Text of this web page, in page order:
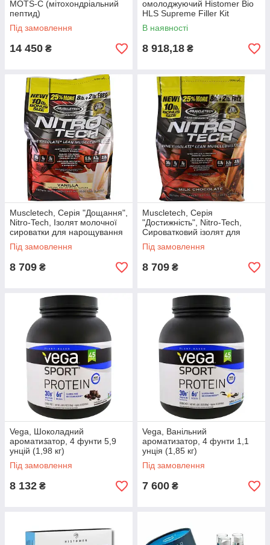
MOTS-C (мітохондріальний
пептид)
Під замовлення
14 450 ₴
омолоджуючий Histomer Bio
HLS Supreme Filler Kit
В наявності
8 918,18 ₴
Muscletech, Серія "Дощання",
Nitro-Tech, Ізолят молочної
сироватки для нарощування
сухої м'язової маси, Ваніль,
10 фунтів (4,54 кг)
Під замовлення
8 709 ₴
Muscletech, Серія
"Достижність", Nitro-Tech,
Сироватковий ізолят для
формування сухої м'язової
маси, Молочний шоколад, 10
Під замовлення
8 709 ₴
Vega, Шоколадний
ароматизатор, 4 фунти 5,9
унцій (1,98 кг)
Під замовлення
8 132 ₴
Vega, Ванільний
ароматизатор, 4 фунти 1,1
унція (1,85 кг)
Під замовлення
7 600 ₴